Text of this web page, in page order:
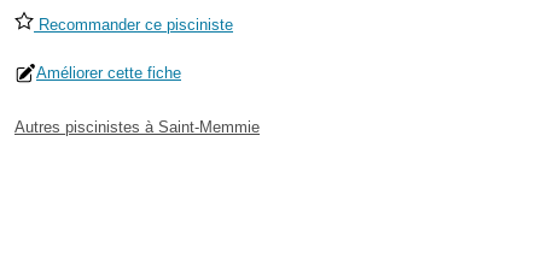
Recommander ce pisciniste
Améliorer cette fiche
Autres piscinistes à Saint-Memmie